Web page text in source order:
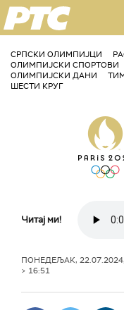
РТС
СРПСКИ ОЛИМПИЈЦИ
ОЛИМПИЈСКИ СПОРТОВИ
ОЛИМПИЈСКИ ДАНИ
ШЕСТИ КРУГ
Читај ми!
ПОНЕДЕЉАК,
> 16:51